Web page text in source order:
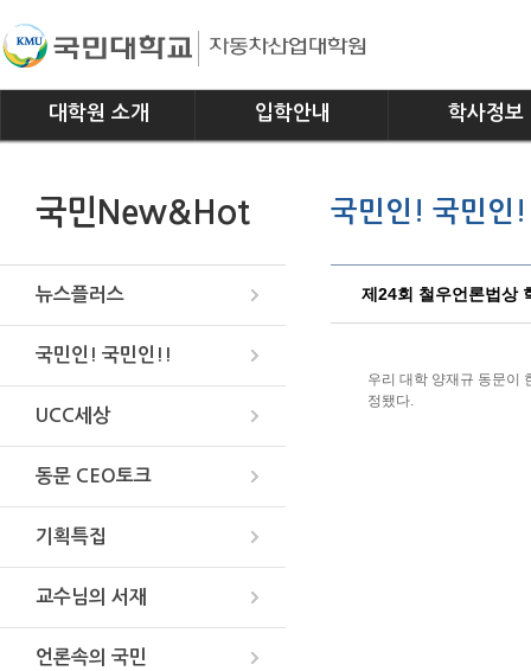
대학원 소개
연혁
입학안내 학사정보
교과과정
국민New&Hot
뉴스플러스
국민인! 국민인!!
UCC세상
동문 CEO토크
기획특집
교수님의 서재
언론속의 국민
국민인! 국민인
제24회 철우언론법상
우리 대학 양재규 동문이
정됐다.